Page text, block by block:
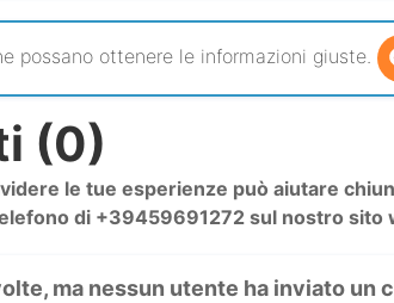
possano ottenere le informazioni giuste.
(0)
le tue esperienze può aiutare
di +39459691272 sul nostro sito
ma nessun utente ha inviato un